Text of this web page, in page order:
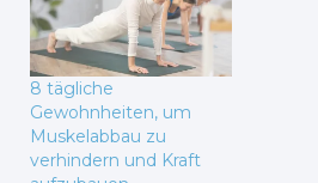
8 tägliche
Gewohnheiten, um
Muskelabbau zu
verhindern und Kraft